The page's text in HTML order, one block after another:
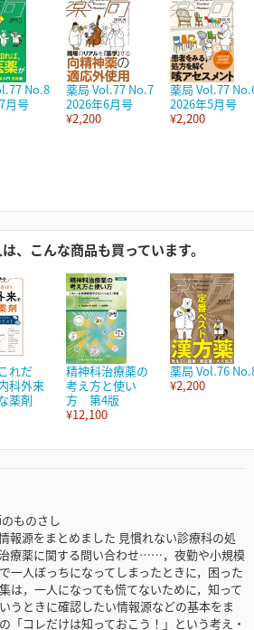
No.8
月号
薬局 Vol.77 No.7
2026年6月号
¥2,200
薬局 Vol.77
2026年5月号
¥2,200
、こんな商品も買っています。
れだ
科外来
薬剤
精神科治療薬の
考え方と使い
方 第4版
¥12,100
薬局 Vol.76
¥2,200
ものさし
報源をまとめました 見慣れない診療科の処
療薬に関する問い合わせ……，夜勤や小規模
一人ぼっちになってしまったときに，困った
は，一人になっても慌てないために，知って
うときに確認したい情報源などの基本をま
「コレだけは知っておこう！」という考え・